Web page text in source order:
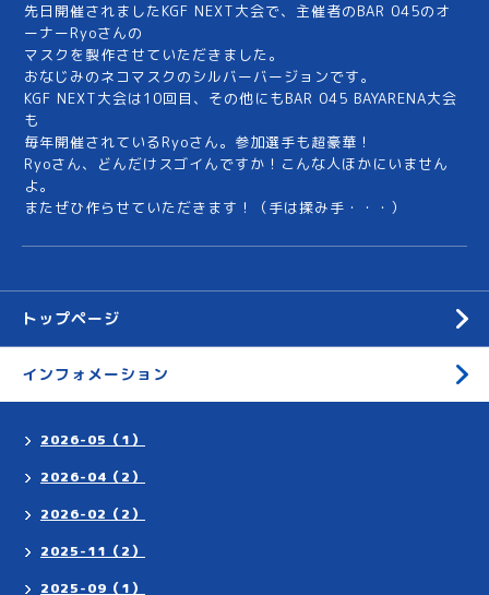
先日開催されましたKGF NEXT大会で、主催者のBAR 045のオ
ーナーRyoさんの
マスクを製作させていただきました。
おなじみのネコマスクのシルバーバージョンです。
KGF NEXT大会は10回目、その他にもBAR 045 BAYARENA大会
も
毎年開催されているRyoさん。参加選手も超豪華！
Ryoさん、どんだけスゴイんですか！こんな人ほかにいません
よ。
またぜひ作らせていただきます！（手は揉み手・・・）
トップページ
インフォメーション
2026-05（1）
2026-04（2）
2026-02（2）
2025-11（2）
2025-09（1）